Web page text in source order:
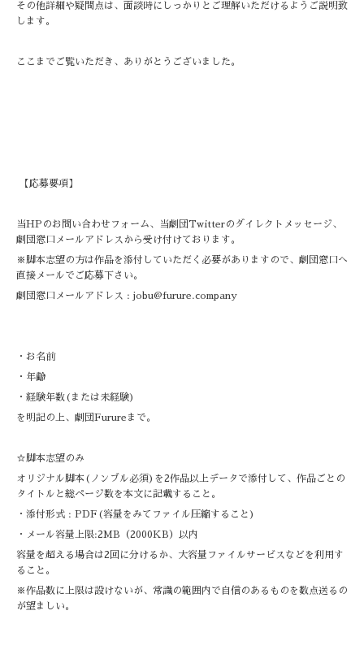
その他詳細や疑問点は、面談時にしっかりとご理解いただけるようご説明致
します。
ここまでご覧いただき、ありがとうございました。
【応募要項】
当HPのお問い合わせフォーム、当劇団Twitterのダイレクトメッセージ、
劇団窓口メールアドレスから受け付けております。
※脚本志望の方は作品を添付していただく必要がありますので、劇団窓口へ
直接メールでご応募下さい。
劇団窓口メールアドレス : jobu@furure.company
・お名前
・年齢
・経験年数(または未経験)
を明記の上、劇団Furureまで。
☆脚本志望のみ
オリジナル脚本(ノンブル必須)を2作品以上データで添付して、作品ごとの
タイトルと総ページ数を本文に記載すること。
・添付形式 : PDF(容量をみてファイル圧縮すること)
・メール容量上限:2MB（2000KB）以内
容量を超える場合は2回に分けるか、大容量ファイルサービスなどを利用す
ること。
※作品数に上限は設けないが、常識の範囲内で自信のあるものを数点送るの
が望ましい。